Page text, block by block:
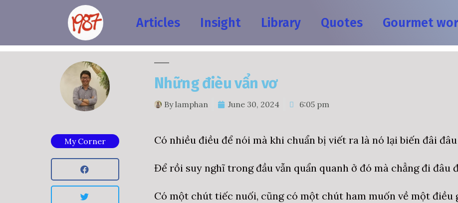
Articles Insight Library Quotes Gourmet
My Corner
Những đièu vẩn vơ
Bylamphan June 30, 2024 6:05 pm
Có nhiều điều để nói mà khi chuẩn bị viết ra là nó lại biến đâi
Để rồi suy nghĩ trong đầu vẫn quẩn quanh ở đó mà chẳng đi đâu
Có một chút tiếc nuối, cũng có một chút ham muốn về một điều